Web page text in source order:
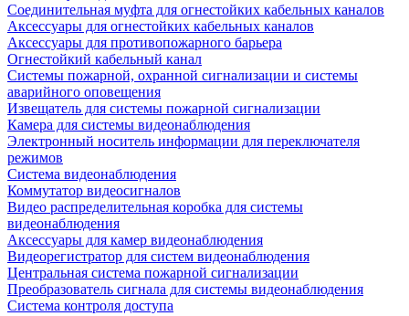
Соединительная муфта для огнестойких кабельных каналов
Аксессуары для огнестойких кабельных каналов
Аксессуары для противопожарного барьера
Огнестойкий кабельный канал
Системы пожарной, охранной сигнализации и системы
аварийного оповещения
Извещатель для системы пожарной сигнализации
Камера для системы видеонаблюдения
Электронный носитель информации для переключателя
режимов
Система видеонаблюдения
Коммутатор видеосигналов
Видео распределительная коробка для системы
видеонаблюдения
Аксессуары для камер видеонаблюдения
Видеорегистратор для систем видеонаблюдения
Центральная система пожарной сигнализации
Преобразователь сигнала для системы видеонаблюдения
Система контроля доступа